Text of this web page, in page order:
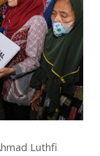
Luthfi